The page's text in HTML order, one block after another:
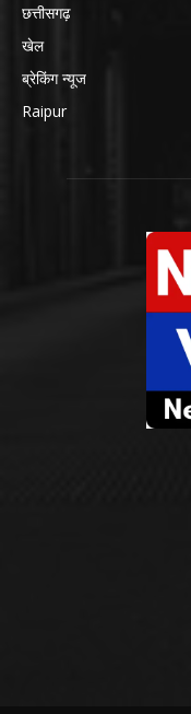
छत्तीसगढ़
खेल
ब्रेकिंग न्यूज
Raipur